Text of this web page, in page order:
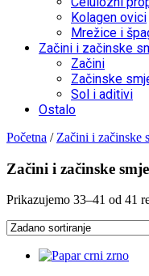
Kolagen ovici
Mrežice i
Začini i začinske
Začini
Začinske
Sol i aditivi
Ostalo
Početna / Začini i začinske
Začini i začinske
Prikazujemo 33–41 od 41